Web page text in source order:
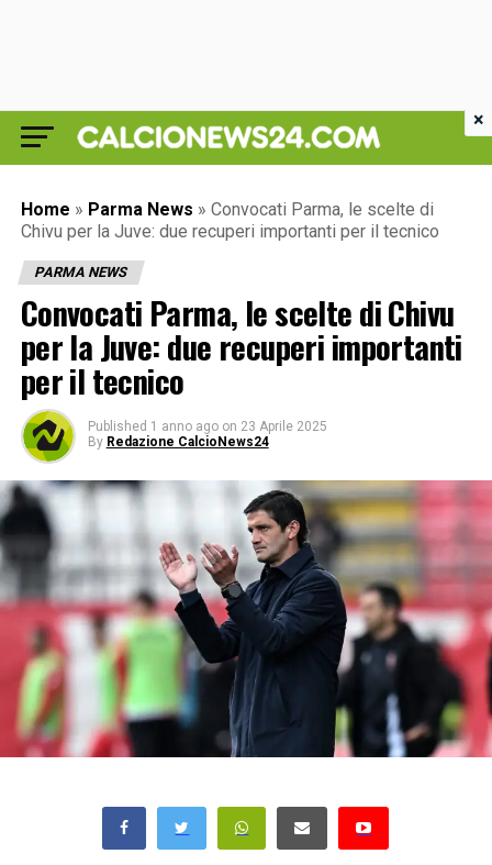
Home » Parma News » Convocati Parma, le scelte di
Chivu per la Juve: due recuperi importanti per il tecnico
PARMA NEWS
Convocati Parma, le scelte di Chivu
per la Juve: due recuperi importanti
per il tecnico
Published 1 anno ago on 23 Aprile 2025
By Redazione CalcioNews24
×